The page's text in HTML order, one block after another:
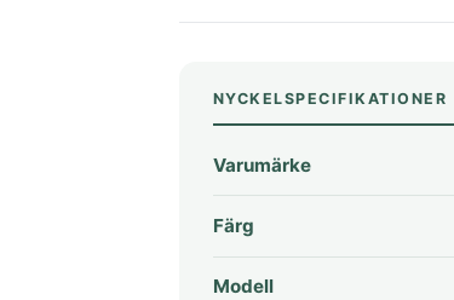
NYCKELSPECIFIKATIONER
Varumärke
Färg
Modell